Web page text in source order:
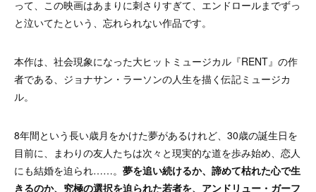
って、この映画はあまりに刺さりすぎて、エンドロールまでずっ
と泣いてたという、忘れられない作品です。
本作は、社会現象になった大ヒットミュージカル『RENT』の作
者である、ジョナサン・ラーソンの人生を描く伝記ミュージカ
ル。
8年間という長い歳月をかけた夢があるけれど、30歳の誕生日を
目前に、まわりの友人たちは次々と現実的な道を歩み始め、恋人
にも結婚を迫られ……。 夢を追い続けるか、諦めて枯れた心で生
きるのか、究極の選択を迫られた若者を、アンドリュー・ガーフ